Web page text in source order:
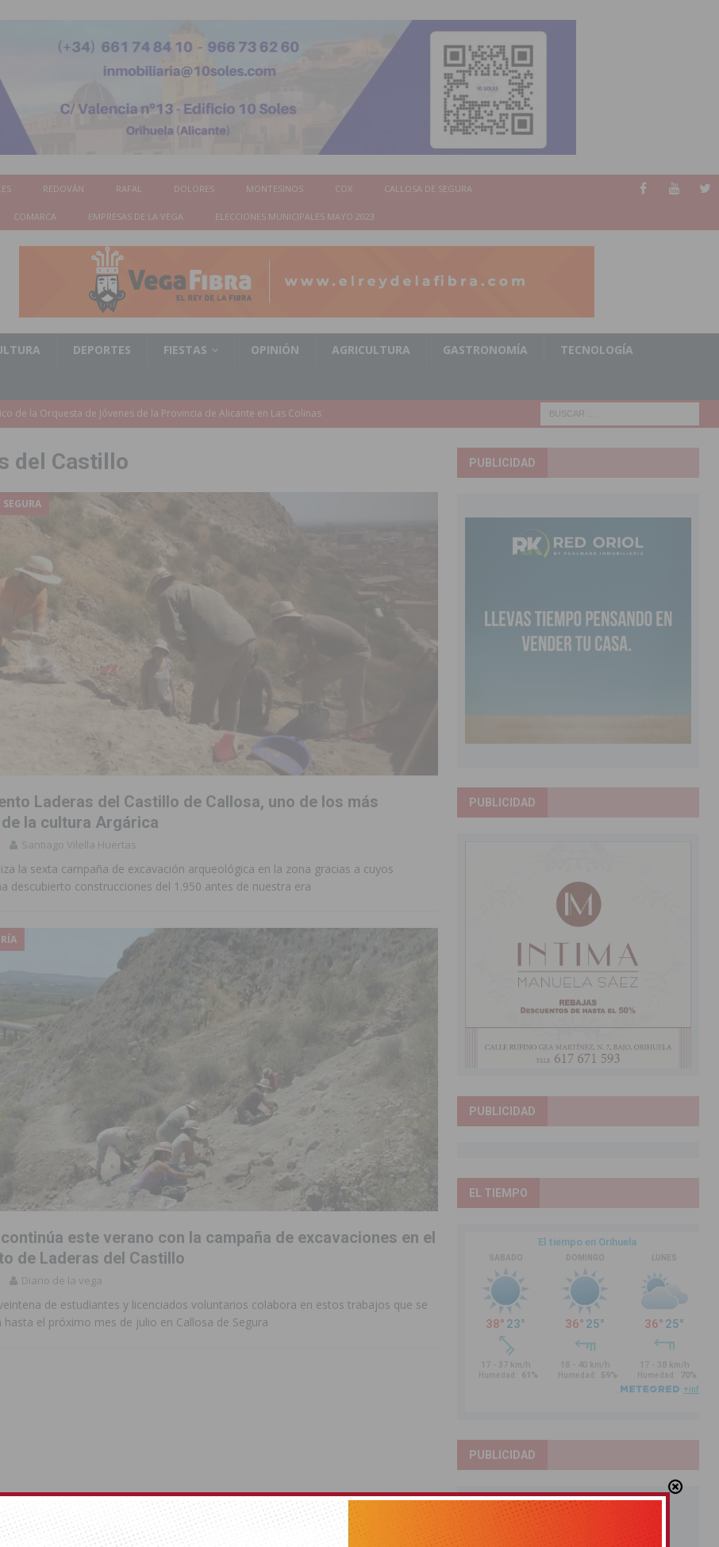
REDOVÁN RAFAL DOLORES MONTESINOS COX CALLOSA DE SEGURA
COMARCA EMPRESAS DE LA VEGA ELECCIONES MUNICIPALES MAYO 2023
DEPORTES FIESTAS OPINIÓN AGRICULTURA GASTRONOMÍA TECNOLOGÍA
accesibilidad de las aceras del entorno del CEIP Pascual Andreu
al CEIP nº 2 de Catral dentro del Plan Edificant
criminal especializado en el robo de vehículos de alta gama mediante la
de 55 personas desempleadas a través de seis programas
incendios e inundaciones por el estado de sus barrancos
de la CV-95, clave para Torrevieja
a sus Fiestas 2026
de la Corte 2026
BIGASTRO
las Urbanizaciones de Ciudad Quesada 2026
ROJALES
Fiestas Patronales en honor a la Virgen de la Salud y San Miguel
la ORA en Orihuela ‘sin mejoras ni bonificaciones’
y consolida a Dolores como referente ganadero de la CV
Mi Río’ y recibirá 3,3 millones de la Fundación Biodiversidad
de la Orquesta de Jóvenes de la Provincia de Alicante en Las Colinas
del Castillo
Laderas del Castillo de Callosa, uno de los más
la cultura Argárica
Santiago Vilella Huertas
la sexta campaña de excavación arqueológica en la zona gracias a cuyos
descubierto construcciones del 1.950 antes de nuestra era
continúa este verano con la campaña de excavaciones en el
de Laderas del Castillo
Diario de la vega
de estudiantes y licenciados voluntarios colabora en estos trabajos que se
hasta el próximo mes de julio en Callosa de Segura
PUBLICIDAD
PUBLICIDAD
PUBLICIDAD
EL TIEMPO
PUBLICIDAD